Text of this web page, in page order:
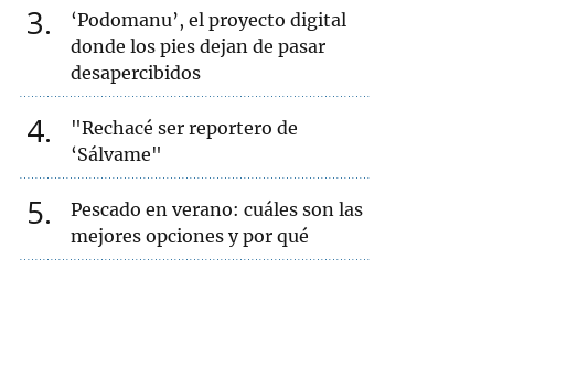
3
‘Podomanu’, el proyecto digital
donde los pies dejan de pasar
desapercibidos
4
"Rechacé ser reportero de
‘Sálvame"
5
Pescado en verano: cuáles son las
mejores opciones y por qué